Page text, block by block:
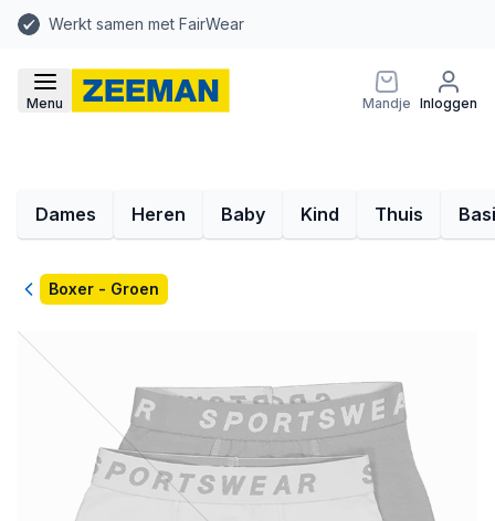
Werkt samen met FairWear
Menu Mandje Inloggen
Dames Heren Baby Kind Thuis
TerugBoxer - Groen